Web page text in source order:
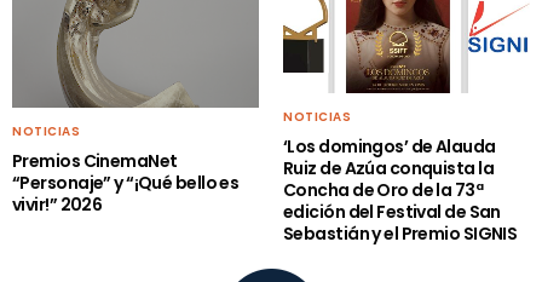
NOTICIAS
Premios CinemaNet
“Personaje” y “¡Qué bello es
vivir!” 2026
NOTICIAS
‘Los domingos’ de Alauda
Ruiz de Azúa conquista la
Concha de Oro de la 73ª
edición del Festival de San
Sebastián y el Premio SIGNIS